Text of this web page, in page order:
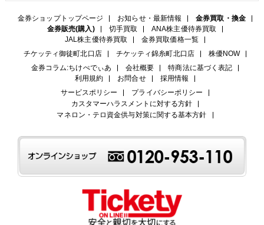
金券ショップトップページ お知らせ・最新情報
金券買取・換金
金券販売(購入)
切手買取
ANA株主優待券買取
JAL株主優待券買取
金券買取価格一覧
チケッティ御徒町北口店
チケッティ錦糸町北口店
株優NOW
金券コラム:ちけぺでぃあ
会社概要
特商法に基づく表記
利用規約
お問合せ
採用情報
サービスポリシー
プライバシーポリシー
カスタマーハラスメントに対する方針
マネロン・テロ資金供与対策に関する基本方針